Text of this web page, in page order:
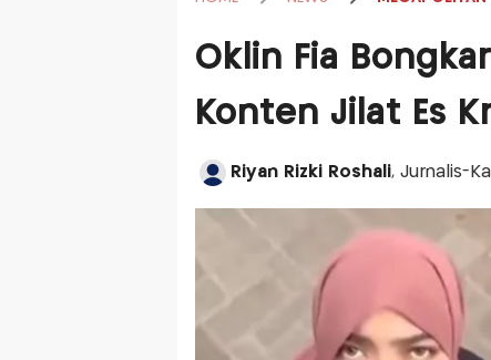
Oklin Fia
Konten Jilat Es
Riyan Rizki Roshali, Jurnalis-